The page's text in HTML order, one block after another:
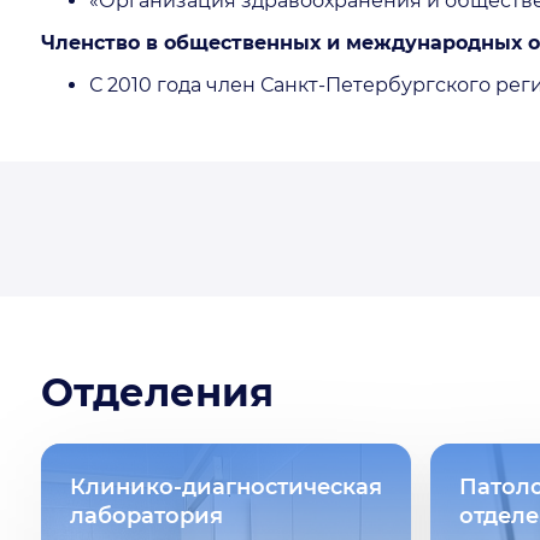
Членство в общественных и международных
С 2010 года член Санкт-Петербургского
Отделения
Клинико-диагностическая
лаборатория